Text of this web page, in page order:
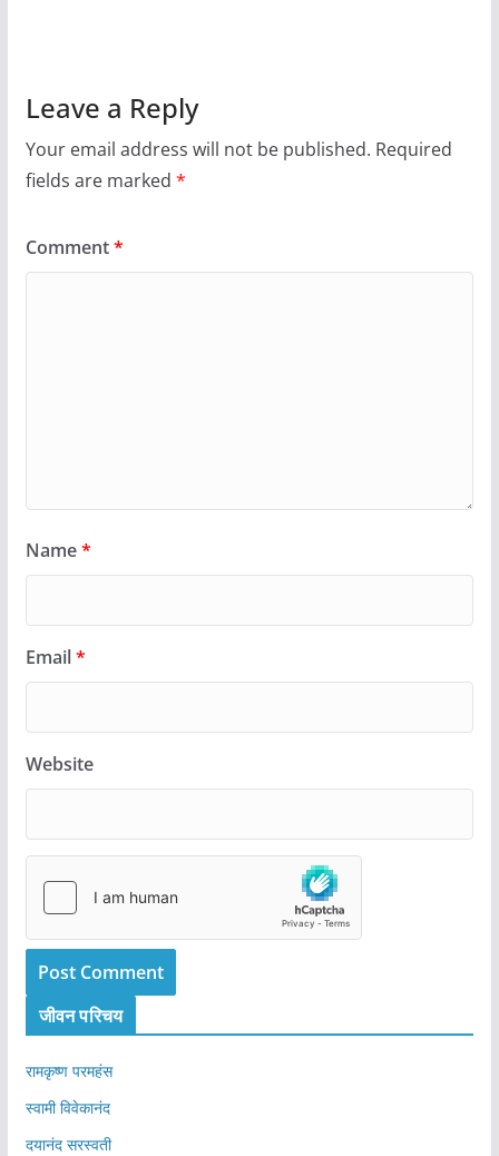
Leave a Reply
Your email address will not be published. Required
fields are marked *
Comment*
Name*
Email*
Website
जीवन परिचय
रामकृष्ण परमहंस
स्वामी विवेकानंद
दयानंद सरस्वती